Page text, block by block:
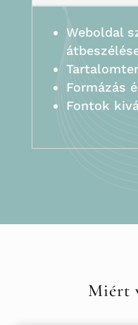
Weboldal
Formázás
Fontok
Miért